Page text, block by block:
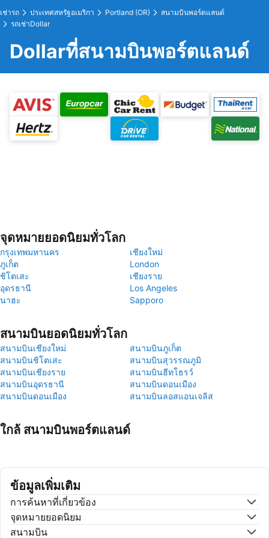
เช่ารถ ประเทศสหรัฐอเมริกา Portland (OR)
สนามบินพอร์ตแลนด์
รถเช่าDollar
Dollarที่สนามบินพอร์ตแลนด์
จุดหมายยอดนิยมทั่วโลก
กรุงเทพมหานคร
เชียงใหม่
ภูเก็ต
London
ชิโตเสะ
เชียงราย
อุดรธานี
Los Angeles
นาฮะ
Sapporo
สนามบินยอดนิยมทั่วโลก
สนามบินเชียงใหม่
สนามบินภูเก็ต
สนามบินชิโตเสะ
สนามบินสุวรรณภูมิ
สนามบินเชียงราย
สนามบินฮีทโธรว์
สนามบินอุดรธานี
สนามบินดอนเมือง
สนามบินดอนเมือง
สนามบินลอสแอนเจลิส
ใกล้ สนามบินพอร์ตแลนด์
ข้อมูลเพิ่มเติม
การค้นหาที่เกี่ยวข้อง
จุดหมายยอดนิยม
สนามบิน